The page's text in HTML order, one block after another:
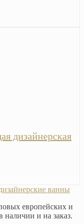
дизайнерская
ванны
европейских и
наличии и на заказ.